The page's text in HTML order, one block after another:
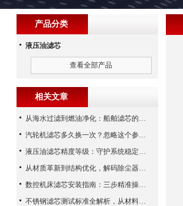
产品分类
液压油滤芯
查看全部产品
相关文章
从海水过滤到燃油净化：船舶滤芯的多场景应用解析
汽轮机滤芯多久换一次？忽略这个参数，机组非停损失可能上百万！
液压油滤芯精度等级：守护系统稳定与寿命的“微米标尺”
从材质革新到结构优化，解码除尘器滤芯性能跃升的核心逻辑
数控机床滤芯安装指南：三步精准操作，杜绝设备“亚健康”
不锈钢滤芯测试标准全解析，从材料性能到应用场景的严苛验证